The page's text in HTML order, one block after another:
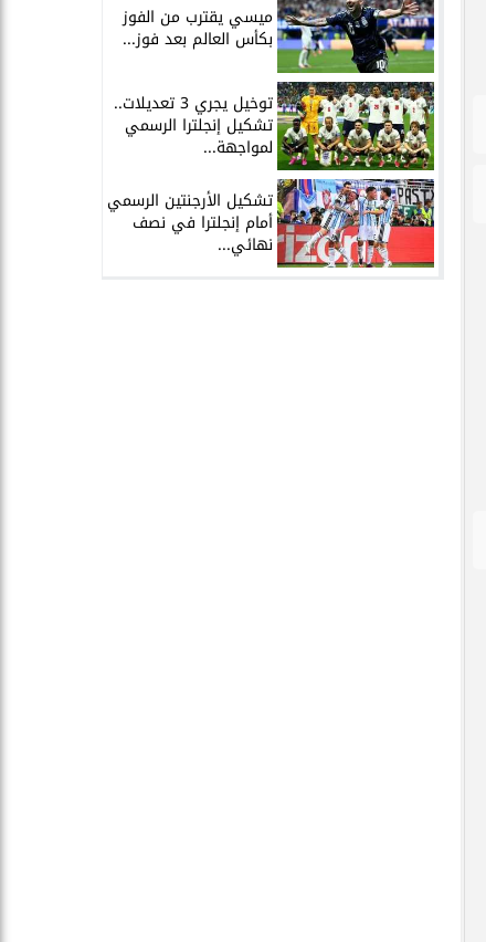
ميسي يقترب من الفوز
بكأس العالم بعد فوز...
توخيل يجري 3 تعديلات..
تشكيل إنجلترا الرسمي
لمواجهة...
تشكيل الأرجنتين الرسمي
أمام إنجلترا في نصف
نهائي...